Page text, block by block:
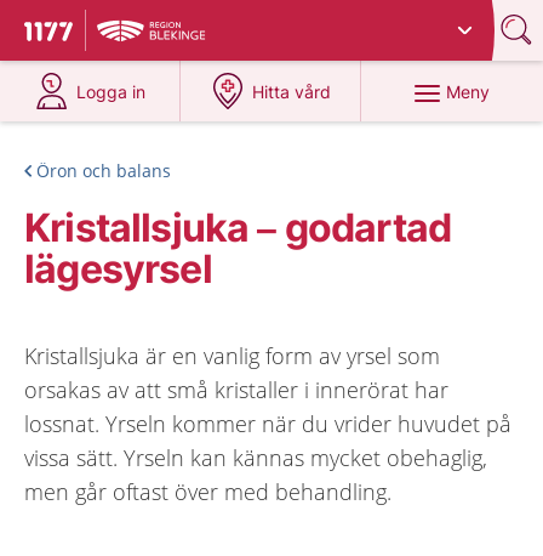
Till startsidan för 1177
Du har valt region
Logga in
på 1177.se
Hitta vård
på 1177.se
Meny
Öron och balans
Kristallsjuka – godartad
lägesyrsel
Kristallsjuka är en vanlig form av yrsel som
orsakas av att små kristaller i innerörat har
lossnat. Yrseln kommer när du vrider huvudet på
vissa sätt. Yrseln kan kännas mycket obehaglig,
men går oftast över med behandling.